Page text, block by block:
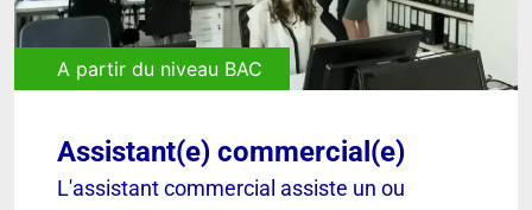
A partir du niveau BAC
Assistant(e) commercial(e)
L'assistant commercial assiste un ou
[ VOIR ]